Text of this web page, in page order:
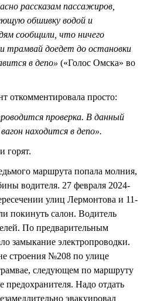
рассказам пассажиров,
обшивку водой и
сообщили, что ничего
трамвай доедет до остановки
в депо» («Голос Омска» во
откомментировала просто:
проверка. В данный
находится в депо».
горят.
маршрута попала молния,
водителя. 27 февраля 2024-
улиц Лермонтова и 11-
покинуть салон. Водитель
По предварительным
замыкание электропроводки.
строения №208 по улице
следующем по маршруту
Надо отдать
эвакуировал